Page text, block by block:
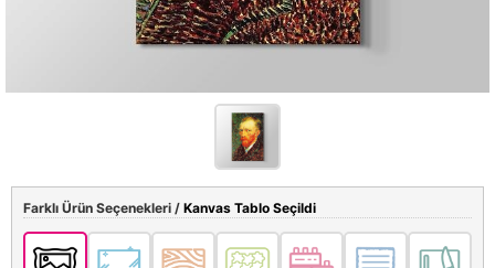
Farklı Ürün Seçenekleri / Kanvas Tablo Seçildi